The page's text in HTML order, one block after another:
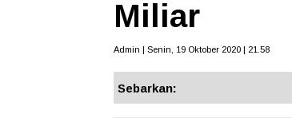
Miliar
Admin | Senin, 19 Oktober 2020 | 21.58
Sebarkan: